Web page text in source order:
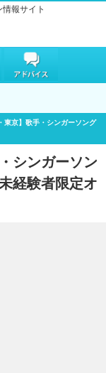
報サイト
東京】歌手・シンガーソング
シンガーソン
経験者限定オ